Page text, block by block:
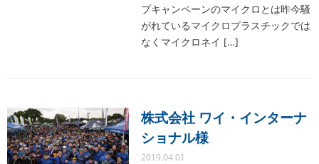
プキャンペーンのマイクロとは昨今騒
がれているマイクロプラスチックでは
なくマイクロネイ […]
株式会社 ワイ・インターナ
ショナル様
2019.04.01